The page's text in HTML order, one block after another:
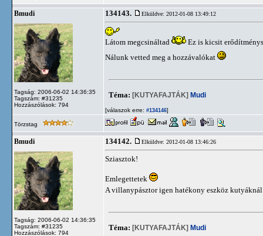
Bmudi
Tagság: 2006-06-02 14:36:35
Tagszám: #31235
Hozzászólások: 794
134143. Elküldve: 2012-01-08 13:49:12
Látom megcsináltad
Ez is kicsit
Nálunk vetted meg a hozzávalókat
Téma: [KUTYAFAJTÁK] Mudi
[válaszok erre: #134146]
Törzstag
Bmudi
Tagság: 2006-06-02 14:36:35
Tagszám: #31235
Hozzászólások: 794
134142. Elküldve: 2012-01-08 13:46:26
Sziasztok!
Emlegettetek
A villanypásztor igen hatékony eszköz
Téma: [KUTYAFAJTÁK] Mudi